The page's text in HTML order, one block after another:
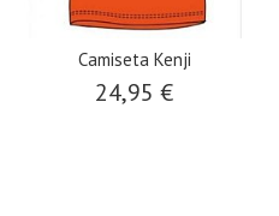
Camiseta Kenji
24,95 €